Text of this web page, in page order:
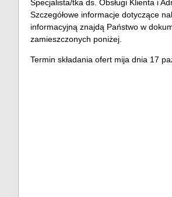
Specjalista/tka ds. Obsługi Klienta i
Szczegółowe informacje dotyczące
informacyjną znajdą Państwo w
zamieszczonych poniżej.
Termin składania ofert mija dnia 17